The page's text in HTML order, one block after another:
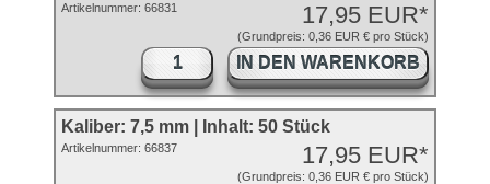
17,95 EUR*
(Grundpreis: 0,36 EUR € pro Stück)
Artikelnummer: 66831
IN DEN WARENKORB
Kaliber: 7,5 mm | Inhalt: 50 Stück
17,95 EUR*
(Grundpreis: 0,36 EUR € pro Stück)
Artikelnummer: 66837